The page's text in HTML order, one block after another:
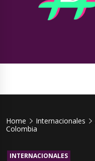
Home Internacionales
Colombia
INTERNACIONALES